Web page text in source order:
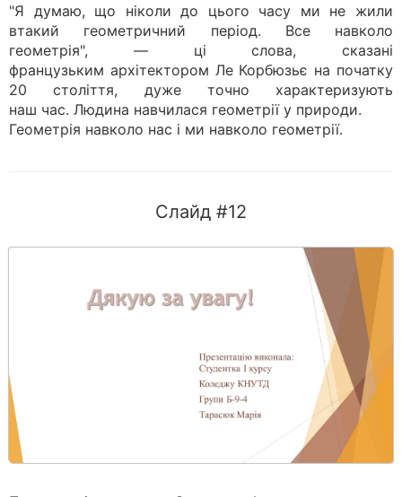
"Я думаю, що ніколи до цього часу ми не жили
втакий геометричний період. Все навколо
геометрія", — ці слова, сказані
французьким архітектором Ле Корбюзьє на початку
20 століття, дуже точно характеризують
наш час. Людина навчилася геометрії у природи.
Геометрія навколо нас і ми навколо геометрії.
Слайд #12